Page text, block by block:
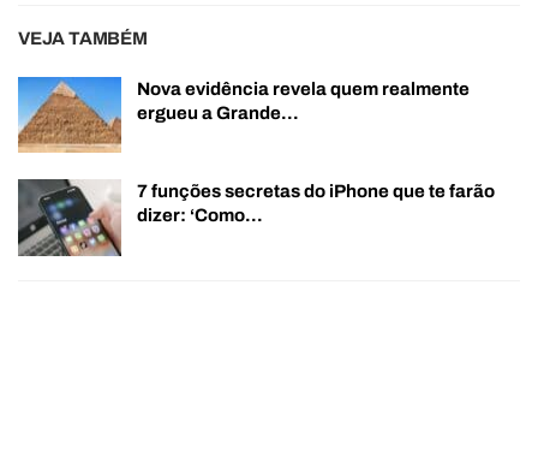
VEJA TAMBÉM
Nova evidência revela quem realmente
ergueu a Grande…
7 funções secretas do iPhone que te farão
dizer: ‘Como…